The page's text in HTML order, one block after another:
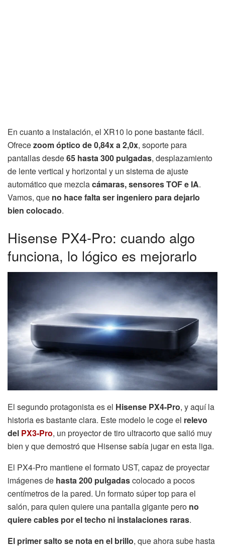
En cuanto a instalación, el XR10 lo pone bastante fácil.
Ofrecezoom óptico de 0,84x a 2,0x, soporte para
pantallas desde65 hasta 300 pulgadas, desplazamiento
de lente vertical y horizontal y un sistema de ajuste
automático que mezclacámaras, sensores TOF e IA.
Vamos, que no hace falta ser ingeniero para dejarlo
bien colocado.
Hisense PX4-Pro: cuando algo
funciona, lo lógico es mejorarlo
El segundo protagonista es el Hisense PX4-Pro, y aquí la
historia es bastante clara. Este modelo le coge el relevo
del PX3-Pro, un proyector de tiro ultracorto que salió muy
bien y que demostró que Hisense sabía jugar en esta liga.
El PX4-Pro mantiene el formato UST, capaz de proyectar
imágenes de hasta 200 pulgadascolocado a pocos
centímetros de la pared. Un formato súper top para el
salón, para quien quiere una pantalla gigante pero no
quiere cables por el techo ni instalaciones raras.
El primer salto se nota en el brillo, que ahora sube hasta